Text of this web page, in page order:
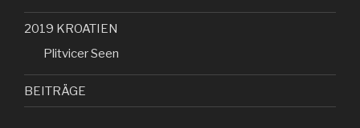
2019 KROATIEN
Plitvicer Seen
BEITRÄGE